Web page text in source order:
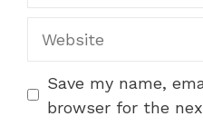
Save my name,
browser for the